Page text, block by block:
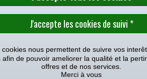
modèle(s)
modèle(s)
cookies nous permettent de suivre vos
afin de pouvoir ameliorer la qualité et la
offres et de nos services.
Merci à vous